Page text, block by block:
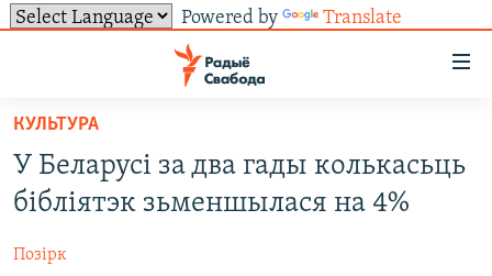
Powered by Translate
ўнівэрсальнага
доступу
Перайсьці
да
галоўнага
Перайсьці
УСЕ НАВІНЫ
ЛЮДЗІ
ТОЛЬКІ НА СВАБОДЗЕ
БЛОГІ
АБЫСЬЦІ БЛЯКАВАНЬНЕ
ПАДПІСАЦЦА
КУЛЬТУРА
У Беларусі за два гады колькасьць
бібліятэк зьменшылася на 4%
Позірк